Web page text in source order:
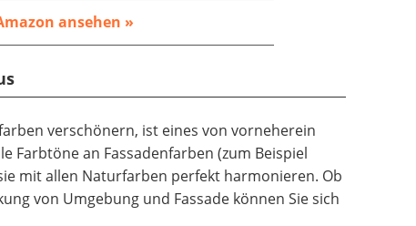
ansehen »
verschönern, ist eines von vorneherein
Farbtöne an Fassadenfarben (zum Beispiel
mit allen Naturfarben perfekt harmonieren. Ob
von Umgebung und Fassade können Sie sich